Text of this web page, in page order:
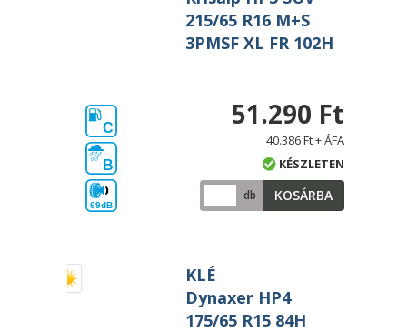
215/65 R16 M+S
3PMSF XL FR 102H
C
B
69dB
51.290 Ft
40.386 Ft + ÁFA
KÉSZLETEN
db KOSÁRBA
KLÉ
Dynaxer HP4
175/65 R15 84H